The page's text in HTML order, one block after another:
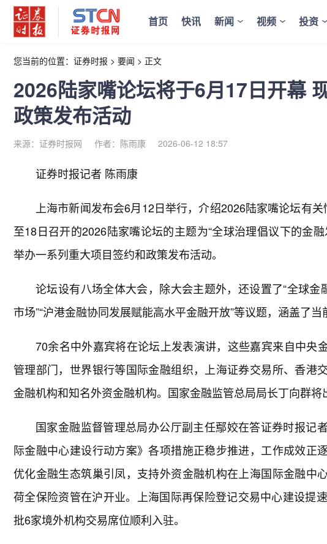
首页 快讯 新闻 视频 投资
您当前的位置： 证券时报 > 要闻 > 正文
2026陆家嘴论坛将于6月17日开幕
政策发布活动
来源：证券时报网 作者：陈雨康 2026-06-12 18:57
证券时报记者 陈雨康
上海市新闻发布会6月12日举行，介绍2026陆家嘴论坛有
至18日召开的2026陆家嘴论坛的主题为“全球治理倡议下的金
举办一系列重大项目签约和政策发布活动。
论坛设有八场全体大会，除大会主题外，还设置了“全球
市场”“沪港金融协同发展赋能高水平金融开放”等议题，涵盖了当
70余名中外嘉宾将在论坛上发表演讲，这些嘉宾来自中央
管理部门，世界银行等国际金融组织，上海证券交易所、香港
金融机构和知名外资金融机构。国家金融监管总局局长丁向群将
国家金融监督管理总局办公厅副主任鄢姣在答证券时报记
际金融中心建设行动方案》各项措施正稳步推进，工作成效正
优化金融生态筑巢引凤，支持外资金融机构在上海国际金融中
荷全保险资管在沪开业。上海国际再保险登记交易中心建设提
批6家境外机构交易席位顺利入驻。